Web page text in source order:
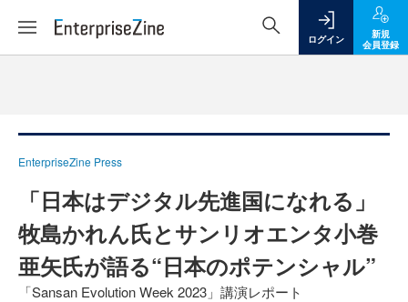
ログイン
新規
会員登録
EnterpriseZine Press
「日本はデジタル先進国になれる」
牧島かれん氏とサンリオエンタ小巻
亜矢氏が語る“日本のポテンシャル”
「Sansan Evolution Week 2023」講演レポート